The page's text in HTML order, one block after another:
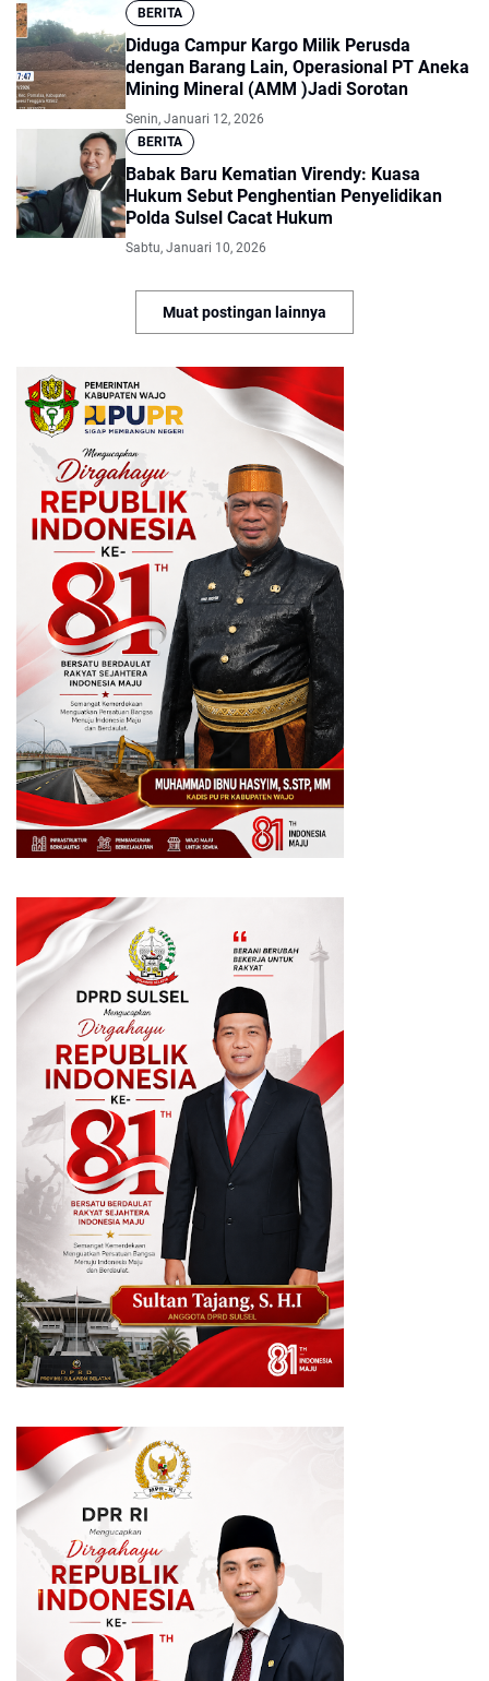
BERITA
Diduga Campur Kargo Milik Perusda
dengan Barang Lain, Operasional PT Aneka
Mining Mineral (AMM )Jadi Sorotan
Senin, Januari 12, 2026
BERITA
Babak Baru Kematian Virendy: Kuasa
Hukum Sebut Penghentian Penyelidikan
Polda Sulsel Cacat Hukum
Sabtu, Januari 10, 2026
Muat postingan lainnya